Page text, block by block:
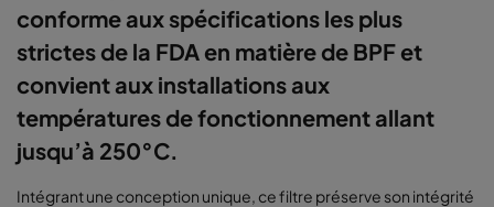
conforme aux spécifications les plus
strictes de la FDA en matière de BPF et
convient aux installations aux
températures de fonctionnement allant
jusqu’à 250°C.
Intégrant une conception unique, ce filtre préserve son intégrité